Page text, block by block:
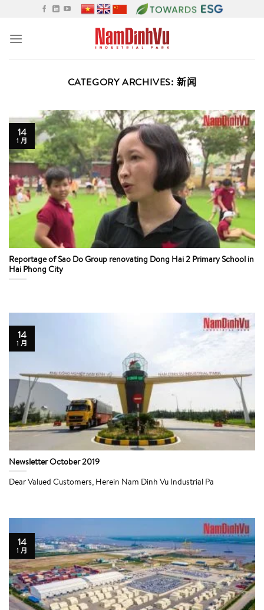
content
CATEGORY ARCHIVES: 新闻
Reportage of Sao Do Group renovating Dong Hai 2 Primary School in
Hai Phong City
14
1 月
Newsletter October 2019
Dear Valued Customers, Herein Nam Dinh Vu Industrial Pa
14
1 月
14
1 月